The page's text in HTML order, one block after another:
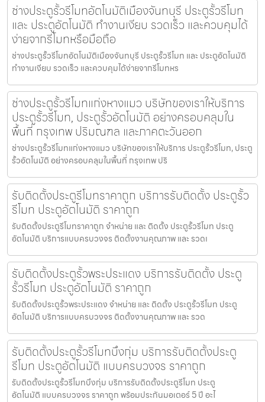
ช่างประตูรั้วรีโมทอัตโนมัติเมืองจันทบุรี ประตูรั้วรีโมท
และ ประตูอัตโนมัติ ทำงานเงียบ รวดเร็ว และควบคุมได้
ง่ายจากรีโมทหรือมือถือ
ช่างประตูรั้วรีโมทอัตโนมัติเมืองจันทบุรี ประตูรั้วรีโมท และ ประตูอัตโนมัติ
ทำงานเงียบ รวดเร็ว และควบคุมได้ง่ายจากรีโมทหร
ช่างประตูรั้วรีโมทแก่งหางแมว บริษัทของเราให้บริการ
ประตูรั้วรีโมท, ประตูรั้วอัตโนมัติ อย่างครอบคลุมใน
พื้นที่ กรุงเทพ ปริมณฑล และภาคตะวันออก
ช่างประตูรั้วรีโมทแก่งหางแมว บริษัทของเราให้บริการ ประตูรั้วรีโมท, ประตู
รั้วอัตโนมัติ อย่างครอบคลุมในพื้นที่ กรุงเทพ ปริ
รับติดตั้งประตูรีโมทราคาถูก บริการรับติดตั้ง ประตูรั้ว
รีโมท ประตูอัตโนมัติ ราคาถูก
รับติดตั้งประตูรีโมทราคาถูก จำหน่าย และ ติดตั้ง ประตูรั้วรีโมท ประตู
อัตโนมัติ บริการแบบครบวงจร ติดตั้งงานคุณภาพ และ รวดเ
รับติดตั้งประตูรั้วพระประแดง บริการรับติดตั้ง ประตู
รั้วรีโมท ประตูอัตโนมัติ ราคาถูก
รับติดตั้งประตูรั้วพระประแดง จำหน่าย และ ติดตั้ง ประตูรั้วรีโมท ประตู
อัตโนมัติ บริการแบบครบวงจร ติดตั้งงานคุณภาพ และ รวด
รับติดตั้งประตูรั้วรีโมทบึงกุ่ม บริการรับติดตั้งประตู
รีโมท ประตูอัตโนมัติ แบบครบวงจร ราคาถูก
รับติดตั้งประตูรั้วรีโมทบึงกุ่ม บริการรับติดตั้งประตูรีโมท ประตู
อัตโนมัติ แบบครบวงจร ราคาถูก พร้อมประกันมอเตอร์ 5 ปี อะไ